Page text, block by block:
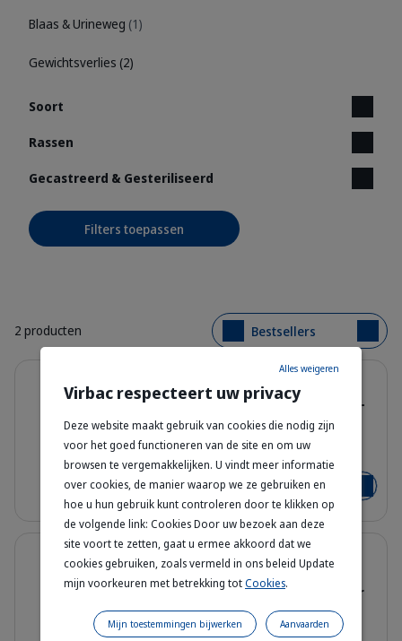
Blaas & Urineweg (1)
Gewichtsverlies (2)
Soort
Rassen
Gecastreerd & Gesteriliseerd
Filters toepassen
2 producten Bestsellers
Bag_HPM-
Dog Weight Loss & Diabetes W1 -
Droogvoeding voor honden
12 kg - 3 kg - 7 kg
Vanaf€ 35,62€ 37,49 Voeg
Bag_HPM-
5% korting
Dog Weight Loss & Control +
Bloedsuiker - Droogvoeding voor
Honden
Virbac respecteert uw privacy
Deze website maakt gebruik van cookies die nodig zijn
voor het goed functioneren van de site en om uw
browsen te vergemakkelijken. U vindt meer informatie
over cookies, de manier waarop we ze gebruiken en
hoe u hun gebruik kunt controleren door te klikken op
de volgende link: Cookies Door uw bezoek aan deze
site voort te zetten, gaat u ermee akkoord dat we
cookies gebruiken, zoals vermeld in ons beleid Update
mijn voorkeuren met betrekking totCookies.
Alles weigeren
Aanvaarden
Mijn toestemmingen bijwerken